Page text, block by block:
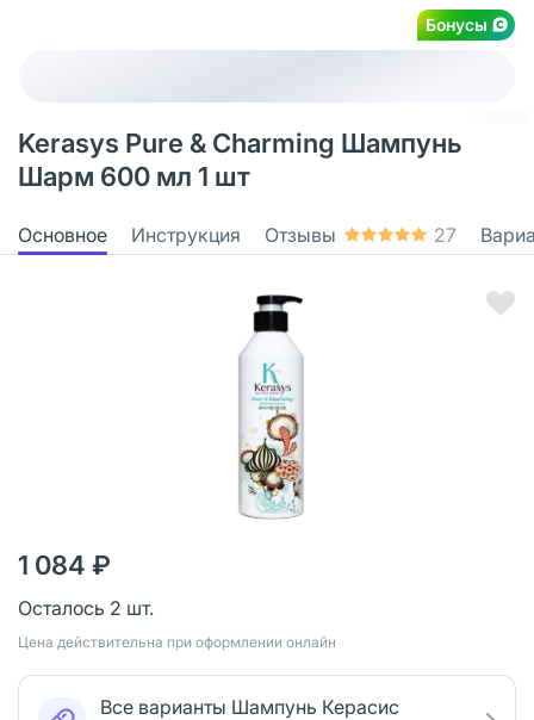
Бонусы
Kerasys Pure & Charming Шампунь
Шарм 600 мл 1 шт
Основное Инструкция Отзывы 27
1 084 ₽
Осталось 2 шт.
Цена действительна при оформлении онлайн
Все варианты Шампунь Керасис